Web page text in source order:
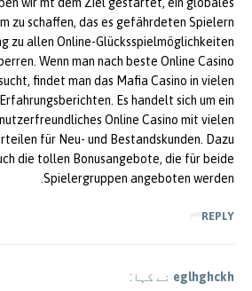
zu schaffen, das es gefährdeten Spielern
zu allen Online-Glücksspielmöglichkeiten
Wenn man nach beste Online Casino
findet man das Mafia Casino in vielen
Es handelt sich um ein
Online Casino mit vielen
für Neu- und Bestandskunden. Dazu
die tollen Bonusangebote, die für beide
Spielergruppen angeboten werden.
REPLY
eglhghckh نے کہا: